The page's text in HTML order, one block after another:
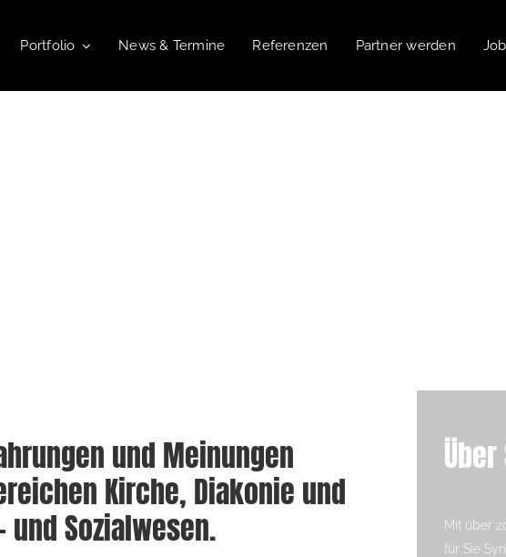
Portfolio News & Termine Referenzen Partner werden
und Meinungen
Kirche, Diakonie und
Sozialwesen.
Über
Mit über
für Sie